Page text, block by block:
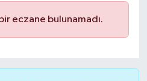
eczane bulunamadı.